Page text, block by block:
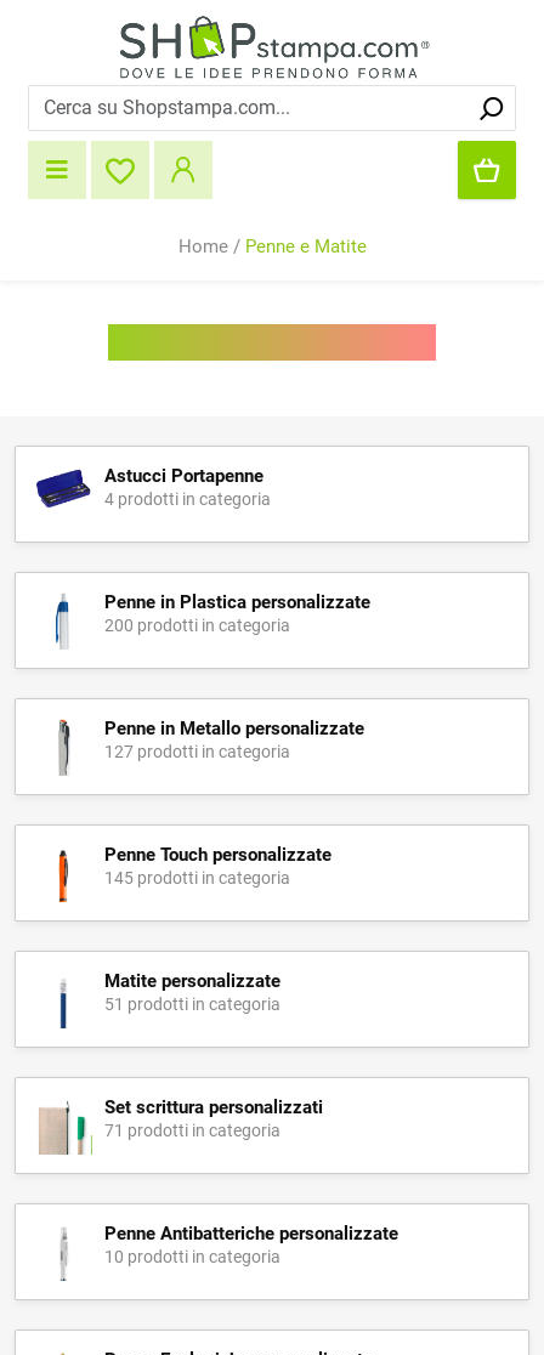
Home/ Penne e Matite
Astucci Portapenne
4 prodotti in categoria
Penne in Plastica personalizzate
200 prodotti in categoria
Penne in Metallo personalizzate
127 prodotti in categoria
Penne Touch personalizzate
145 prodotti in categoria
Matite personalizzate
51 prodotti in categoria
Set scrittura personalizzati
71 prodotti in categoria
Penne Antibatteriche personalizzate
10 prodotti in categoria